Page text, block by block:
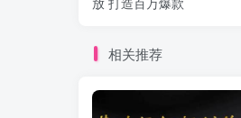
相关推荐